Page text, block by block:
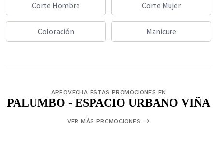
Corte Hombre Corte Mujer
Coloración Manicure
APROVECHA ESTAS PROMOCIONES EN
PALUMBO - ESPACIO URBANO VIÑA
VER MÁS PROMOCIONES